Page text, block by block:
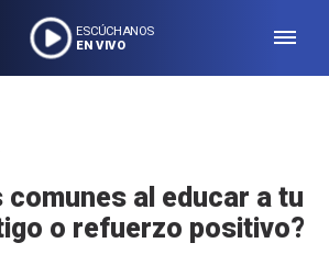
ESCÚCHANOS
EN VIVO
comunes al educar a tu
o refuerzo positivo?